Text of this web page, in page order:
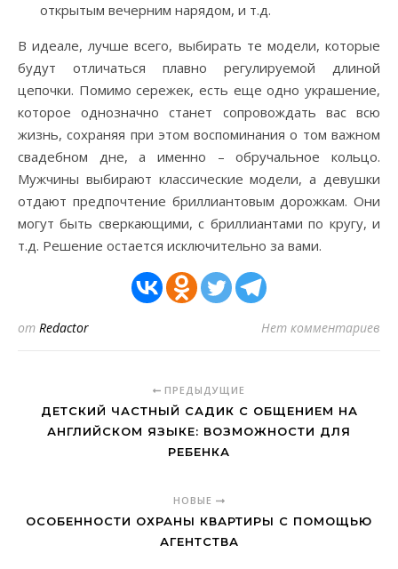
открытым вечерним нарядом, и т.д.
В идеале, лучше всего, выбирать те модели, которые
будут отличаться плавно регулируемой длиной
цепочки. Помимо сережек, есть еще одно украшение,
которое однозначно станет сопровождать вас всю
жизнь, сохраняя при этом воспоминания о том важном
свадебном дне, а именно – обручальное кольцо.
Мужчины выбирают классические модели, а девушки
отдают предпочтение бриллиантовым дорожкам. Они
могут быть сверкающими, с бриллиантами по кругу, и
т.д. Решение остается исключительно за вами.
от Redactor Нет комментариев
ПРЕДЫДУЩИЕ
ДЕТСКИЙ ЧАСТНЫЙ САДИК С ОБЩЕНИЕМ НА
АНГЛИЙСКОМ ЯЗЫКЕ: ВОЗМОЖНОСТИ ДЛЯ
РЕБЕНКА
НОВЫЕ
ОСОБЕННОСТИ ОХРАНЫ КВАРТИРЫ С ПОМОЩЬЮ
АГЕНТСТВА